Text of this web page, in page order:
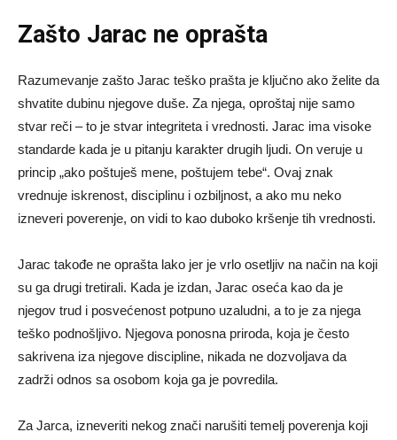
Zašto Jarac ne oprašta
Razumevanje zašto Jarac teško prašta je ključno ako želite da
shvatite dubinu njegove duše. Za njega, oproštaj nije samo
stvar reči – to je stvar integriteta i vrednosti. Jarac ima visoke
standarde kada je u pitanju karakter drugih ljudi. On veruje u
princip „ako poštuješ mene, poštujem tebe“. Ovaj znak
vrednuje iskrenost, disciplinu i ozbiljnost, a ako mu neko
izneveri poverenje, on vidi to kao duboko kršenje tih vrednosti.
Jarac takođe ne oprašta lako jer je vrlo osetljiv na način na koji
su ga drugi tretirali. Kada je izdan, Jarac oseća kao da je
njegov trud i posvećenost potpuno uzaludni, a to je za njega
teško podnošljivo. Njegova ponosna priroda, koja je često
sakrivena iza njegove discipline, nikada ne dozvoljava da
zadrži odnos sa osobom koja ga je povredila.
Za Jarca, izneveriti nekog znači narušiti temelj poverenja koji